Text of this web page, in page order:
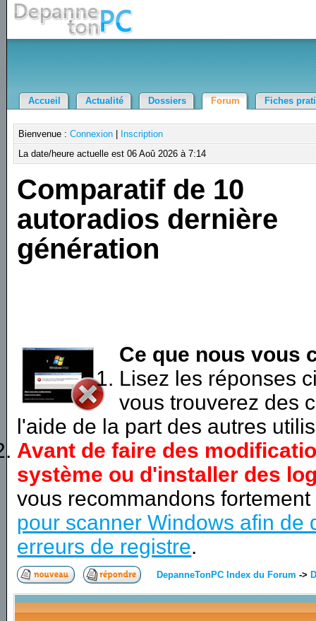
Accueil Actualité Dossiers Forum Fiches
Bienvenue :Connexion
Inscription
La date/heure actuelle est 06 Aoû 2026 à 7:14
Comparatif de 10
autoradios dernière
génération
Ce que nous vous
Lisez les réponses
vous trouverez des
l'aide de la part des autres
Avant de faire des
système ou d'installer des
vous recommandons
pour scanner Windows afin de
erreurs de registre.
DepanneTonPC Index du Forum ->